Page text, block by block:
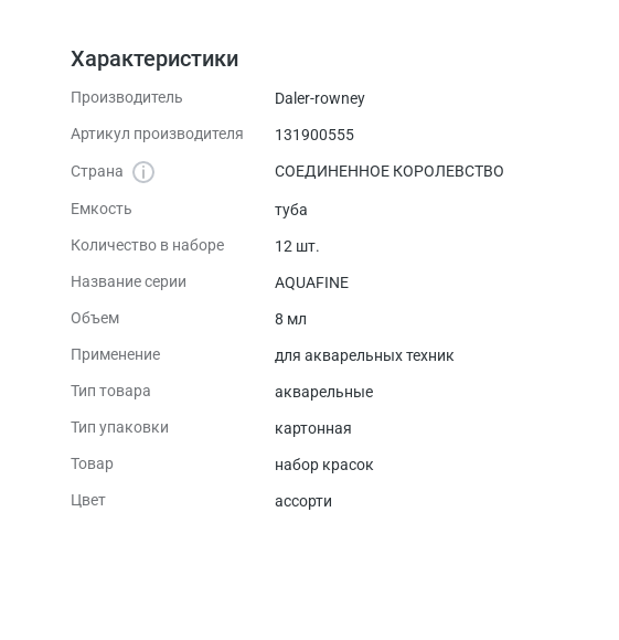
Характеристики
Производитель
Daler-rowney
Артикул производителя
131900555
Страна СОЕДИНЕННОЕ КОРОЛЕВСТВО
Емкость
туба
Количество в наборе
12 шт.
Название серии
AQUAFINE
Объем
8 мл
Применение
для акварельных техник
Тип товара
акварельные
Тип упаковки
картонная
Товар
набор красок
Цвет
ассорти